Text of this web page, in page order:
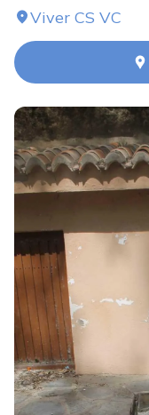
Viver CS VC